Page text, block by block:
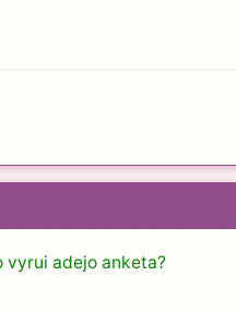
vyrui adejo anketa?